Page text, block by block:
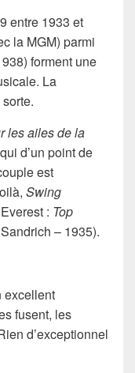
entre 1933 et
la MGM) parmi
forment une
La
les ailes de la
d’un point de
est
Swing
: Top
– 1935).
excellent
fusent, les
d’exceptionnel